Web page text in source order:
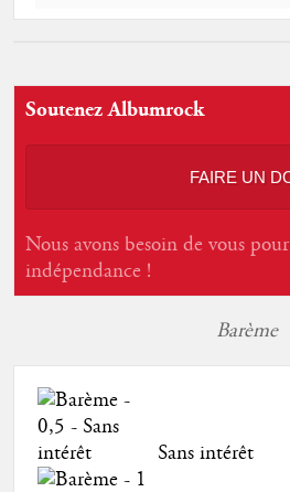
Soutenez Albumrock
FAIRE UN
Nous avons besoin de vous
indépendance !
Barème
Sans intérêt